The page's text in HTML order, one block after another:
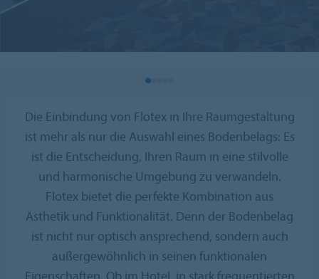
Die Einbindung von Flotex in Ihre Raumgestaltung
ist mehr als nur die Auswahl eines Bodenbelags: Es
ist die Entscheidung, Ihren Raum in eine stilvolle
und harmonische Umgebung zu verwandeln.
Flotex bietet die perfekte Kombination aus
Ästhetik und Funktionalität. Denn der Bodenbelag
ist nicht nur optisch ansprechend, sondern auch
außergewöhnlich in seinen funktionalen